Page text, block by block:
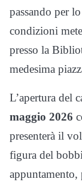
passando per
condizioni
presso la
medesima
L’apertura del
maggio 2026
presenterà il
figura del